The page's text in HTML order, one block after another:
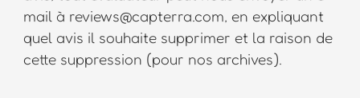
mail à reviews@capterra.com, en expliquant
quel avis il souhaite supprimer et la raison de
cette suppression (pour nos archives).